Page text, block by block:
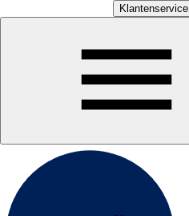
Klantenservice